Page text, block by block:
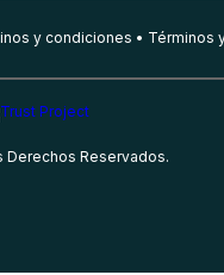
y condiciones Términos
Derechos Reservados.